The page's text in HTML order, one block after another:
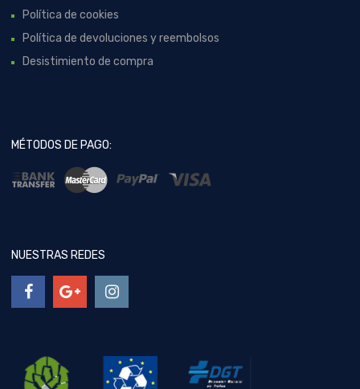
Política de cookies
Política de devoluciones y reembolsos
Desistimiento de compra
MÉTODOS DE PAGO:
NUESTRAS REDES